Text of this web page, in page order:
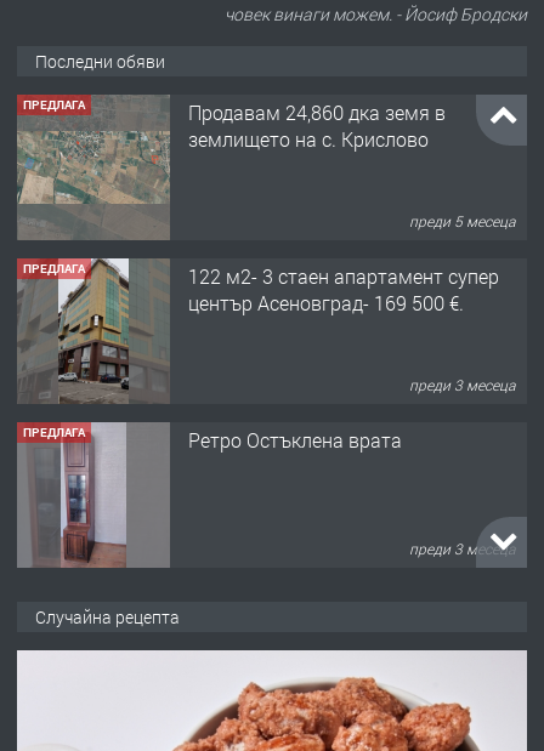
човек винаги можем. - Йосиф Бродски
Последни обяви
ПРЕДЛАГА
Продавам 24,860 дка земя в
землището на с. Крислово
преди 5 месеца
ПРЕДЛАГА
122 м2- 3 стаен апартамент супер
център Асеновград- 169 500 €.
преди 3 месеца
ПРЕДЛАГА Ретро Остъклена врата
преди 3 месеца
преди 10 месеца
Случайна рецепта